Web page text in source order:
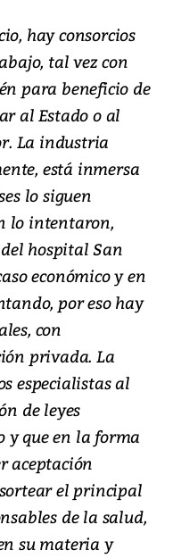
hay consorcios
tal vez con
para beneficio de
al Estado o al
La industria
está inmersa
lo siguen
lo intentaron,
hospital San
económico y en
por eso hay
con
privada. La
especialistas al
de leyes
y que en la forma
aceptación
el principal
de la salud,
su materia y